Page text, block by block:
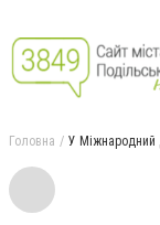
Головна У Міжнародний